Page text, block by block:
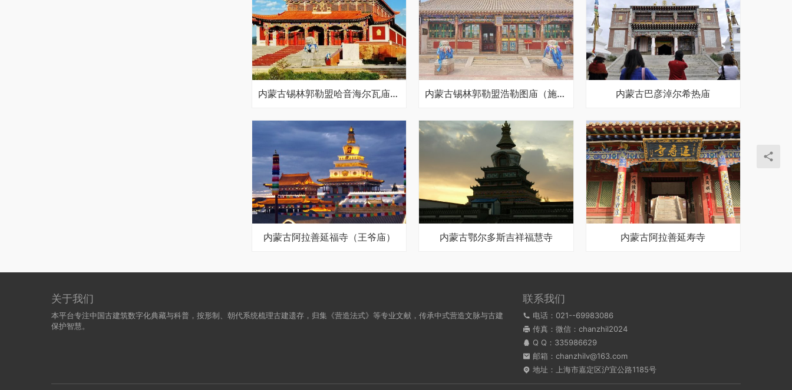
内蒙古锡林郭勒盟哈音海尔瓦庙（广益寺） 内蒙古锡林郭勒盟浩勒图庙（施恩寺） 内蒙古巴彦淖尔希热庙
内蒙古阿拉善延福寺（王爷庙） 内蒙古鄂尔多斯吉祥福慧寺 内蒙古阿拉善延寿寺
关于我们
本平台专注中国古建筑数字化典藏与科普，按形制、朝代系统梳理古建遗存，归集《营造法式》等专业文献，传承中式营造文脉与古建
保护智慧。
联系我们
电话：021--69983086
传真：微信：chanzhil2024
Q Q： 335986629
邮箱：chanzhilv@163.com
地址：上海市嘉定区沪宜公路1185号